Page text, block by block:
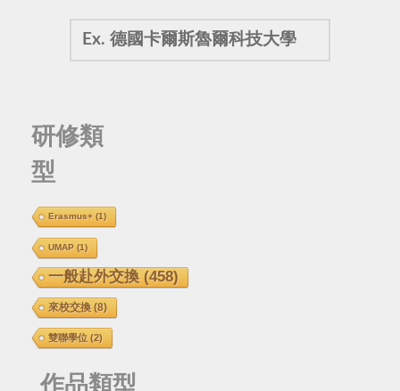
研修類
型
Erasmus+(1)
UMAP (1)
一般赴外交換(458)
來校交換(8)
雙聯學位 (2)
作品類型